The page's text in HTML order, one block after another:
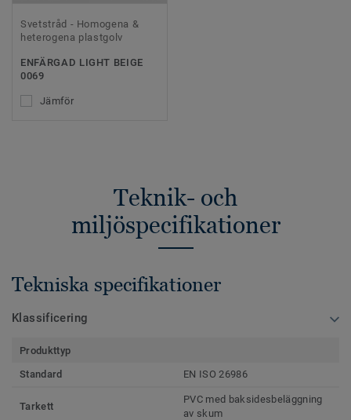
Svetstråd - Homogena &
heterogena plastgolv
ENFÄRGAD LIGHT BEIGE
0069
Jämför
Teknik- och
miljöspecifikationer
Tekniska specifikationer
Klassificering
Produkttyp
Standard
EN ISO 26986
Tarkett
PVC med baksidesbeläggning
av skum